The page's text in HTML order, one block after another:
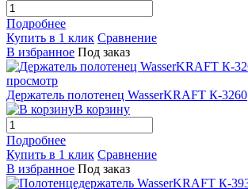
Подробнее
Купить в 1 клик Сравнение
В избранное Под заказ
просмотр
Держатель полотенец WasserKRAFT К-3260
В корзину
Подробнее
Купить в 1 клик Сравнение
В избранное Под заказ